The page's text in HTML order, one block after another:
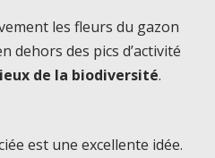
les fleurs du gazon
dehors des pics d’activité
de la biodiversité.
est une excellente idée.